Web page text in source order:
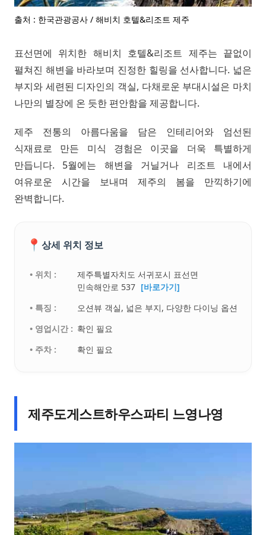
출처 : 한국관광공사 / 해비치 호텔&리조트 제주
표선면에 위치한 해비치 호텔&리조트 제주는 끝없이
펼쳐진 해변을 바라보며 진정한 힐링을 선사합니다. 넓은
부지와 세련된 디자인의 객실, 다채로운 부대시설은 마치
나만의 별장에 온 듯한 편안함을 제공합니다.
제주 전통의 아름다움을 담은 인테리어와 엄선된
식재료로 만든 미식 경험은 이곳을 더욱 특별하게
만듭니다. 5월에는 해변을 거닐거나 리조트 내에서
여유로운 시간을 보내며 제주의 봄을 만끽하기에
완벽합니다.
📍 상세 위치 정보
• 위치 :
제주특별자치도 서귀포시 표선면
민속해안로 537 [바로가기]
• 특징 :
오션뷰 객실, 넓은 부지, 다양한 다이닝 옵션
• 영업시간 : 확인 필요
• 주차 :
확인 필요
제주도게스트하우스파티 느영나영